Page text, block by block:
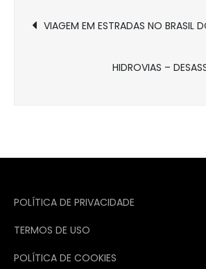
Navegação
VIAGEM EM ESTRADAS NO BRASIL
HIDROVIAS –
POLÍTICA DE PRIVACIDADE
TERMOS DE USO
POLÍTICA DE COOKIES